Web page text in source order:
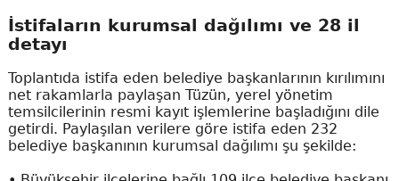
İstifaların kurumsal dağılımı ve 28 il
detayı
Toplantıda istifa eden belediye başkanlarının kırılımını
net rakamlarla paylaşan Tüzün, yerel yönetim
temsilcilerinin resmi kayıt işlemlerine başladığını dile
getirdi. Paylaşılan verilere göre istifa eden 232
belediye başkanının kurumsal dağılımı şu şekilde: